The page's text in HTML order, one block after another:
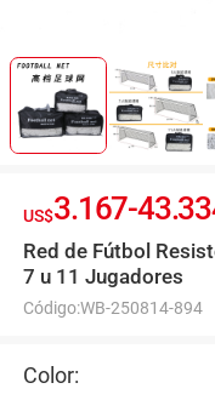
US$3.167-
Red de Fútbol
7 u 11 Jugadores
Código:WB-250814-894
Color: